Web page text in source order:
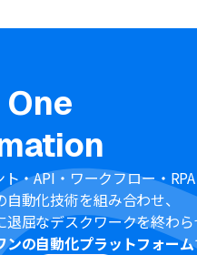
、10分、15分、30分、60分の間
きます。
て最短の起動間隔が異なりますの
旧Office365）には、家庭向け
ラン（Microsoft365 Business）
ランに加入していない場合には認
あります。
・API・ワークフロー・RPA
動化技術を組み合わせ、
退屈なデスクワークを終わ
ンの自動化プラットフォーム